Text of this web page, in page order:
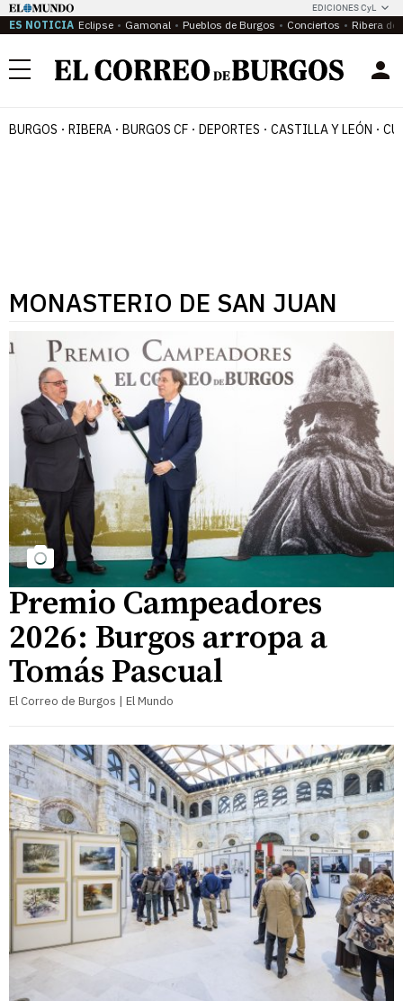
EDICIONES CyL
ES NOTICIA Eclipse Gamonal Pueblos de Burgos Conciertos Ribera del
Menú
BURGOS RIBERA BURGOS CF DEPORTES CASTILLA Y LEÓN
MONASTERIO DE SAN JUAN
Premio Campeadores
2026: Burgos arropa a
Tomás Pascual
El Correo de Burgos | El Mundo